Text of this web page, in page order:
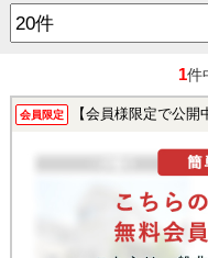
1件
会員限定 【会員様限定で公開